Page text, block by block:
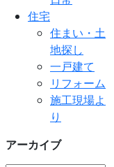
住宅
住まい・土
地探し
一戸建て
リフォーム
施工現場よ
り
アーカイブ